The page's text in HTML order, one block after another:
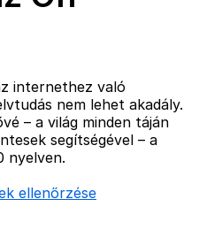
internethez való
nem lehet akadály.
– a világ minden táján
segítségével – a
nyelven.
ellenőrzése